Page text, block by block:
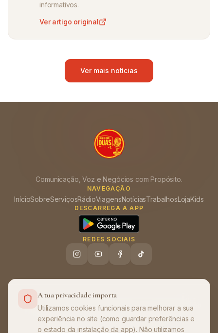
informativos.
Ver artigo original
Ver mais notícias
Comunicação, Voz e Negócios com Propósito.
NAVEGAÇÃO
InícioSobreServiçosRádioViagensNotíciasTrabalhosLojaKids
DESCARREGA A APP
REDES SOCIAIS
Ajuda (FAQ)•Política de Privacidade • Termos de Utilização
©2026 Olha que Duas. Todos os direitos
A tua privacidade importa
Utilizamos cookies funcionais para melhorar a sua
experiência no site (como guardar preferências e
o estado da instalação da app). Não utilizamos